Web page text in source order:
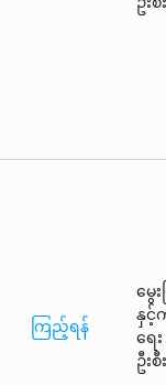
ကြည့်ရန်
မွေး
နှ
ရေး
ဦးစီ